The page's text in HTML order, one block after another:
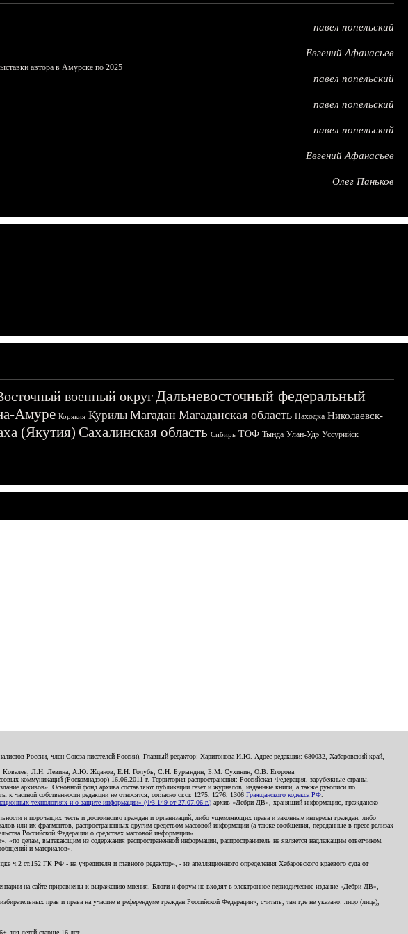
павел попельский
Евгений Афанасьев
автора в Амурске по 2025
павел попельский
павел попельский
павел попельский
Евгений Афанасьев
Олег Паньков
военный округДальневосточный федеральный
Амуре Корякия Курилы Магадан Магаданская область Находка Николаевск-
(Якутия) Сахалинская область Сибирь ТОФ Тында Улан-Удэ Уссурийск
России, член Союза писателей России). Главный редактор: Харитонова И.Ю. Адрес редакции: 680032, Хабаровский край,
Ковалев, Л.Н. Левина, А.Ю. Жданов, Е.Н. Голубь, С.Н. Бурындин, Б.М. Сухинин, О.В. Егорова
коммуникаций (Роскомнадзор) 16.06.2011 г. Территория распространения: Российская Федерация, зарубежные страны.
архивов». Основной фонд архива составляют публикации газет и журналов, изданные книги, а также рукописи по
собственности редакции не относятся, согласно ст.ст. 1275, 1276, 1306 Гражданского кодекса РФ
технологиях и о защите информации» (ФЗ-149 от 27.07.06 г.) архив «Дебри-ДВ», хранящий информацию, гражданско-
и порочащих честь и достоинство граждан и организаций, либо ущемляющих права и законные интересы граждан, либо
или их фрагментов, распространенных другим средством массовой информации (а также сообщения, переданные в пресс-релизах
Российской Федерации о средствах массовой информации».
делам, вытекающим из содержания распространенной информации, распространитель не является надлежащим ответчиком,
и материалов».
ст.152 ГК РФ - на учредителя и главного редактор», - из апелляционного определения Хабаровского краевого суда от
на сайте приравнены к выражению мнения. Блоги и форум не входят в электронное периодическое издание «Дебри-ДВ»,
прав и права на участие в референдуме граждан Российской Федерации»; считать, там где не указано: лицо (лица),
для детей старше 16 лет.